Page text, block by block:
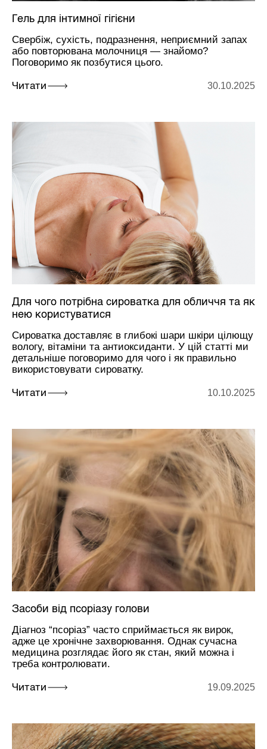
Гель для інтимної гігієни
Свербіж, сухість, подразнення, неприємний запах
або повторювана молочниця — знайомо?
Поговоримо як позбутися цього.
Читати 30.10.2025
Для чого потрібна сироватка для обличчя та як
нею користуватися
Сироватка доставляє в глибокі шари шкіри цілющу
вологу, вітаміни та антиоксиданти. У цій статті ми
детальніше поговоримо для чого і як правильно
використовувати сироватку.
Читати 10.10.2025
Засоби від псоріазу голови
Діагноз “псоріаз” часто сприймається як вирок,
адже це хронічне захворювання. Однак сучасна
медицина розглядає його як стан, який можна і
треба контролювати.
Читати 19.09.2025